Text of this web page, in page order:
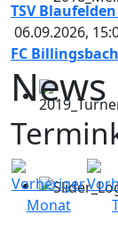
TSV
06.09.2026,
FC
News